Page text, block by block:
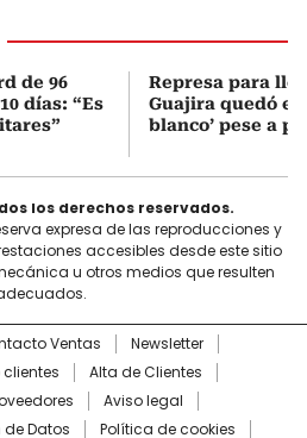
de 96
días: “Es
Represa para
Guajira quedó en
blanco’ pese a
los derechos reservados.
expresa de las reproducciones y
accesibles desde este sitio
u otros medios que resulten
Ventas
Newsletter
Alta de Clientes
Aviso legal
de Datos
Política de cookies